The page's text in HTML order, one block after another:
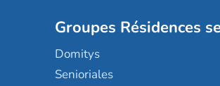
Groupes Résidences
Domitys
Senioriales